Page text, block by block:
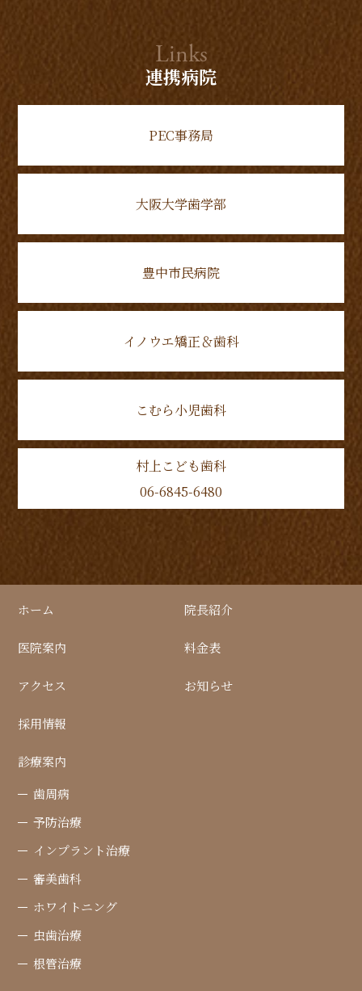
Links
連携病院
PEC事務局
大阪大学歯学部
豊中市民病院
イノウエ矯正＆歯科
こむら小児歯科
村上こども歯科
06-6845-6480
ホーム 院長紹介
医院案内 料金表
アクセス お知らせ
採用情報
診療案内
歯周病
予防治療
インプラント治療
審美歯科
ホワイトニング
虫歯治療
根管治療